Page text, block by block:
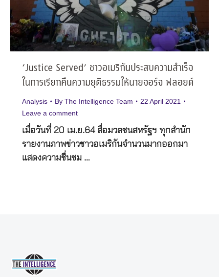
‘Justice Served’ ชาวอเมริกันประสบความสำเร็จ
ในการเรียกคืนความยุติธรรมให้นายจอร์จ ฟลอยด์
Analysis By The Intelligence Team
22 April 2021
Leave a comment
เมื่อวันที่ 20 เม.ย.64 สื่อมวลชนสหรัฐฯ ทุกสำนัก
รายงานภาพข่าวชาวอเมริกันจำนวนมากออกมา
แสดงความชื่นชม …